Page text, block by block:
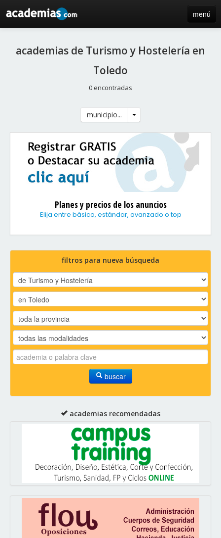
menú
blog
academias de Turismo y Hostelería en
Toledo
0 encontradas
municipio...
Planes y precios de los anuncios
Elija entre básico, estándar, avanzado o top
filtros para nueva búsqueda
buscar
academias recomendadas